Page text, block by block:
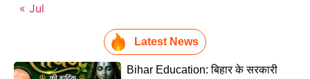
« Jul
Latest News
Bihar Education: बिहार के सरकारी